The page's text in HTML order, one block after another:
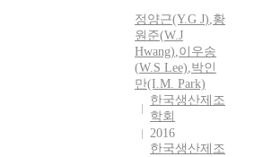
정양근(Y.G J),황
원준(W.J
Hwang),이우송
(W.S Lee),박인
만(I.M. Park)
한국생산제조
학회
2016
한국생산제조